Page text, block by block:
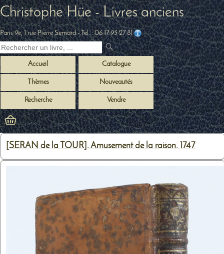
Christophe Hüe - Livres anciens
Paris 9e, 1 rue Pierre Semard- Tel. :06 17 93 27 81
Accueil Catalogue
Thèmes Nouveautés
Recherche Vendre
[SERAN de la TOUR]. Amusement de la raison. 1747